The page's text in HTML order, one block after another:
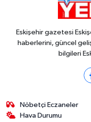
Eskişehir gazetesi
haberlerini, güncel
bilgileri
Nöbetçi Eczaneler
Hava Durumu